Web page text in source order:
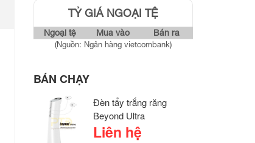
TỶ GIÁ NGOẠI TỆ
Ngoại tệ Mua vào Bán ra
(Nguồn: Ngân hàng vietcombank)
BÁN CHẠY
Đèn tẩy trắng răng
Beyond Ultra
Liên hệ